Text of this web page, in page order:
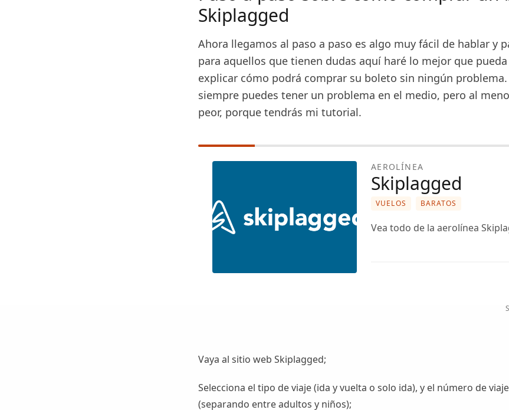
Skiplagged
Ahora llegamos al paso a paso es algo muy fácil de hablar y
para aquellos que tienen dudas aquí haré lo mejor que
explicar cómo podrá comprar su boleto sin ningún problema.
siempre puedes tener un problema en el medio, pero al
peor, porque tendrás mi tutorial.
AEROLÍNEA
Skiplagged
VUELOS BARATOS
Vea todo de la aerolínea
Vaya al sitio web Skiplagged;
Selecciona el tipo de viaje (ida y vuelta o solo ida), y el número de
(separando entre adultos y niños);